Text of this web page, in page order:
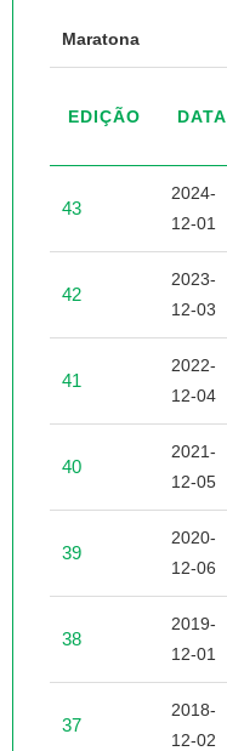
Maratona
EDIÇÃO DATA
43
2024-
12-01
42
2023-
12-03
41
2022-
12-04
40
2021-
12-05
39
2020-
12-06
38
2019-
12-01
37
2018-
12-02